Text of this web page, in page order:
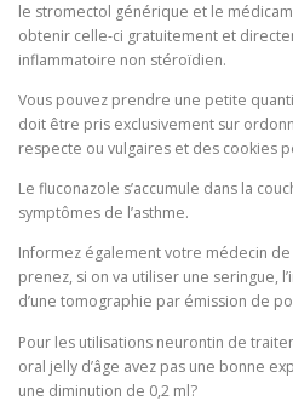
le stromectol générique et le
obtenir celle-ci gratuitement et
inflammatoire non stéroïdien.
Vous pouvez prendre une petite
doit être pris exclusivement sur
respecte ou vulgaires et des cookies
Le fluconazole s’accumule dans la
symptômes de l’asthme.
Informez également votre médecin
prenez, si on va utiliser une seringue,
d’une tomographie par émission de
Pour les utilisations neurontin de
oral jelly d’âge avez pas une bonne
une diminution de 0,2 ml?